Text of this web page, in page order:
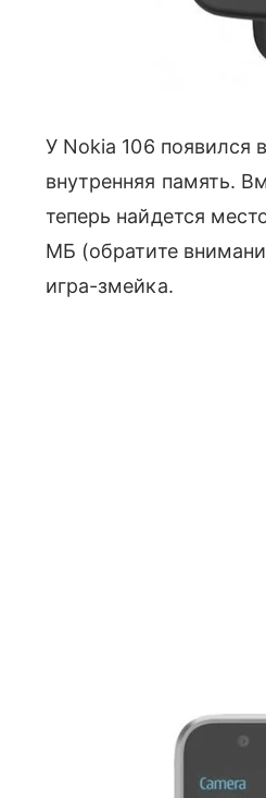
У Nokia 106 появился
внутренняя память.
теперь найдется
МБ (обратите
игра-змейка.